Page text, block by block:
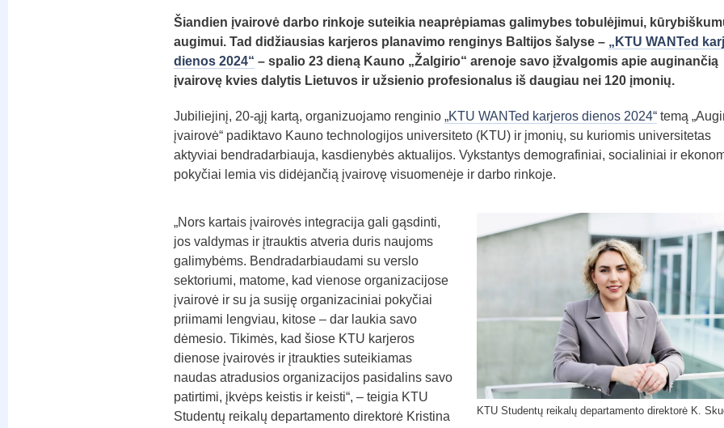
Šiandien įvairovė darbo rinkoje suteikia neaprėpiamas galimybes tobulėjimui,
augimui. Tad didžiausias karjeros planavimo renginys Baltijos šalyse – „KTU WANTed
dienos 2024“ – spalio 23 dieną Kauno „Žalgirio“ arenoje savo įžvalgomis apie auginančią
įvairovę kvies dalytis Lietuvos ir užsienio profesionalus iš daugiau nei 120 įmonių.
Jubiliejinį, 20-ąjį kartą, organizuojamo renginio „KTU WANTed karjeros dienos 2024“temą
įvairovė“ padiktavo Kauno technologijos universiteto (KTU) ir įmonių, su kuriomis universitetas
aktyviai bendradarbiauja, kasdienybės aktualijos. Vykstantys demografiniai, socialiniai ir
pokyčiai lemia vis didėjančią įvairovę visuomenėje ir darbo rinkoje.
„Nors kartais įvairovės integracija gali gąsdinti,
jos valdymas ir įtrauktis atveria duris naujoms
galimybėms. Bendradarbiaudami su verslo
sektoriumi, matome, kad vienose organizacijose
įvairovė ir su ja susiję organizaciniai pokyčiai
priimami lengviau, kitose – dar laukia savo
dėmesio. Tikimės, kad šiose KTU karjeros
dienose įvairovės ir įtraukties suteikiamas
naudas atradusios organizacijos pasidalins savo
patirtimi, įkvėps keistis ir keisti“, – teigia KTU
Studentų reikalų departamento direktorė Kristina
KTU Studentų reikalų departamento direktorė K.